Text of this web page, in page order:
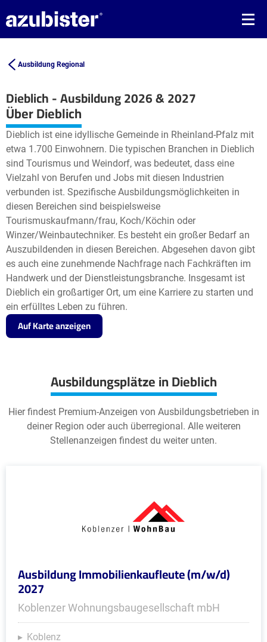
Ausbildung Regional
Dieblich - Ausbildung 2026 & 2027
+
−
Leaflet| ©OpenStreetMap2
Über Dieblich
Dieblich ist eine idyllische Gemeinde in Rheinland-Pfalz mit
etwa 1.700 Einwohnern. Die typischen Branchen in Dieblich
sind Tourismus und Weindorf, was bedeutet, dass eine
Vielzahl von Berufen und Jobs mit diesen Industrien
verbunden ist. Spezifische Ausbildungsmöglichkeiten in
diesen Bereichen sind beispielsweise
Tourismuskaufmann/frau, Koch/Köchin oder
Winzer/Weinbautechniker. Es besteht ein großer Bedarf an
Auszubildenden in diesen Bereichen. Abgesehen davon gibt
es auch eine zunehmende Nachfrage nach Fachkräften im
Handwerk und der Dienstleistungsbranche. Insgesamt ist
Dieblich ein großartiger Ort, um eine Karriere zu starten und
ein erfülltes Leben zu führen.
Auf Karte anzeigen
Ausbildungsplätze in Dieblich
Hier findest Premium-Anzeigen von Ausbildungsbetrieben in
deiner Region oder auch überregional. Alle weiteren
Stellenanzeigen findest du weiter unten.
Ausbildung Immobilienkaufleute (m/w/d)
2027
Koblenzer Wohnungsbaugesellschaft mbH
Koblenz